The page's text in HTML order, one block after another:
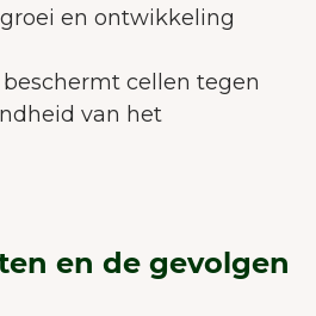
en ontwikkeling
cellen tegen
van het
en de gevolgen